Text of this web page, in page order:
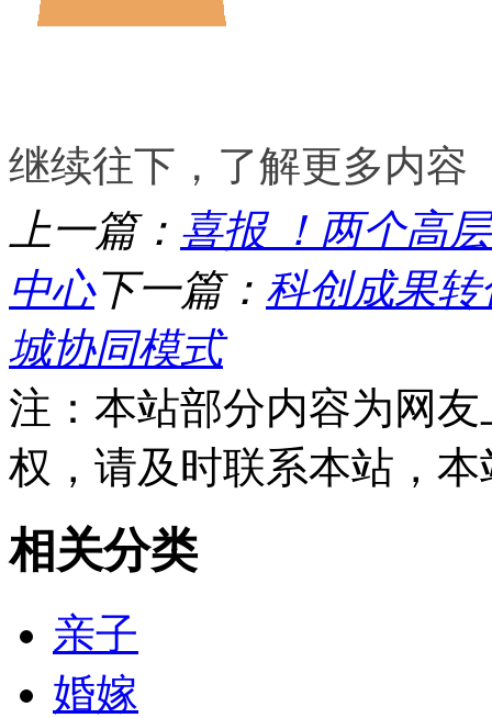
继续往下，了解更多内容
上一篇： 喜报 ！两个高
中心下一篇： 科创成果
城协同模式
注：本站部分内容为网
权，请及时联系本站，
相关分类
亲子
婚嫁